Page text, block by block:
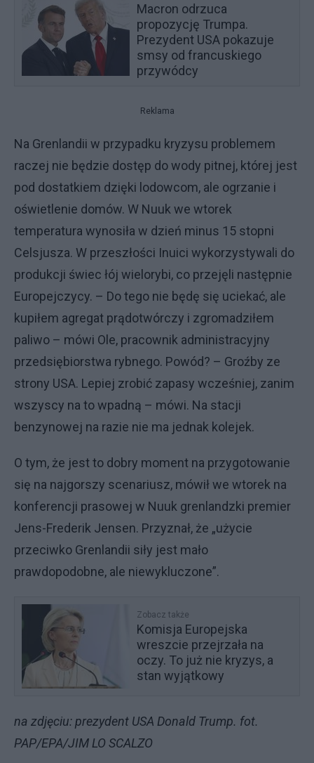
Macron odrzuca
propozycję Trumpa.
Prezydent USA pokazuje
smsy od francuskiego
przywódcy
Reklama
Na Grenlandii w przypadku kryzysu problemem
raczej nie będzie dostęp do wody pitnej, której jest
pod dostatkiem dzięki lodowcom, ale ogrzanie i
oświetlenie domów. W Nuuk we wtorek
temperatura wynosiła w dzień minus 15 stopni
Celsjusza. W przeszłości Inuici wykorzystywali do
produkcji świec łój wielorybi, co przejęli następnie
Europejczycy. – Do tego nie będę się uciekać, ale
kupiłem agregat prądotwórczy i zgromadziłem
paliwo – mówi Ole, pracownik administracyjny
przedsiębiorstwa rybnego. Powód? – Groźby ze
strony USA. Lepiej zrobić zapasy wcześniej, zanim
wszyscy na to wpadną – mówi. Na stacji
benzynowej na razie nie ma jednak kolejek.
O tym, że jest to dobry moment na przygotowanie
się na najgorszy scenariusz, mówił we wtorek na
konferencji prasowej w Nuuk grenlandzki premier
Jens-Frederik Jensen. Przyznał, że „użycie
przeciwko Grenlandii siły jest mało
prawdopodobne, ale niewykluczone”.
Zobacz także
Komisja Europejska
wreszcie przejrzała na
oczy. To już nie kryzys, a
stan wyjątkowy
na zdjęciu: prezydent USA Donald Trump. fot.
PAP/EPA/JIM LO SCALZO